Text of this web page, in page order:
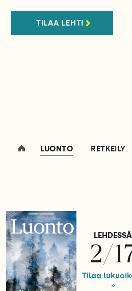
TILAA LEHTI
LUONTO RETKEILY
LEHDESSÄ
2/
Tilaa
»